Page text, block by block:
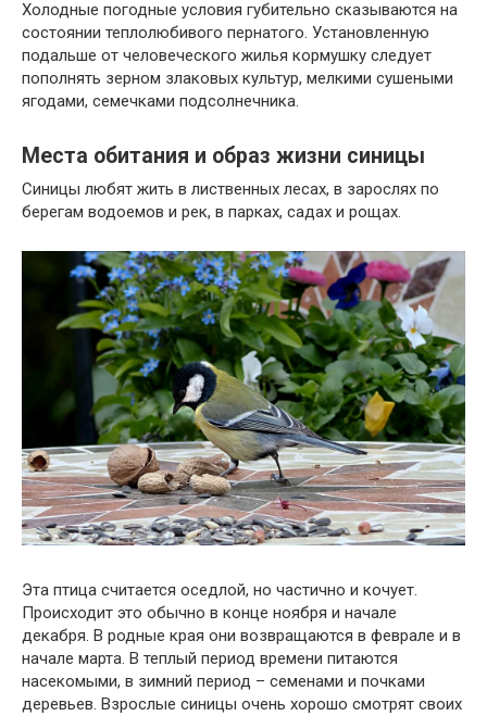
Холодные погодные условия губительно сказываются на
состоянии теплолюбивого пернатого. Установленную
подальше от человеческого жилья кормушку следует
пополнять зерном злаковых культур, мелкими сушеными
ягодами, семечками подсолнечника.
Места обитания и образ жизни синицы
Синицы любят жить в лиственных лесах, в зарослях по
берегам водоемов и рек, в парках, садах и рощах.
Эта птица считается оседлой, но частично и кочует.
Происходит это обычно в конце ноября и начале
декабря. В родные края они возвращаются в феврале и в
начале марта. В теплый период времени питаются
насекомыми, в зимний период – семенами и почками
деревьев. Взрослые синицы очень хорошо смотрят своих